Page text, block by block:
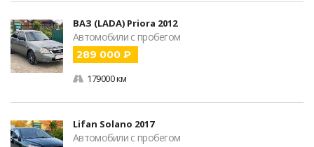
ВАЗ (LADA) Priora 2012
Автомобили с пробегом
289 000 ₽
179000 км
Lifan Solano 2017
Автомобили с пробегом